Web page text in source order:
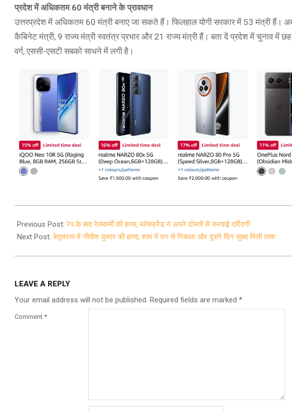
प्रदेश में अधिकतम 60 मंत्री बनाने के प्रावधान
उत्तरप्रदेश में अधिकतम 60 मंत्री बनाए जा सकते हैं। फिलहाल योगी सरकार में 53 मंत्री हैं।
कैबिनेट मंत्री, 9 राज्य मंत्री स्वतंत्र प्रभार और 21 राज्य मंत्री हैं। बता दें प्रदेश में चुनाव में
वर्ग, एससी-एसटी सबको साधने में लगी है।
09-
26
Previous Post:रेप के बाद रेलकर्मी की हत्या, ब्वॉयफ्रेंड ने अपने दोस्तों से करवाई दरिंदगी
Next Post:बेगूसराय में नीतीश कुमार की हत्या, शाम में घर से निकला और दूसरे दिन सुबह मिली लाश
LEAVE A REPLY
Your email address will not be published. Required fields are marked *
Comment *